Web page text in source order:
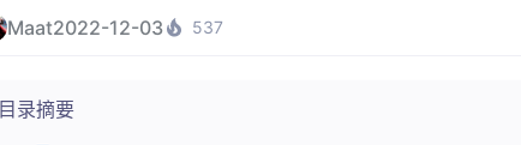
Maat2022-12-03 537
目录摘要